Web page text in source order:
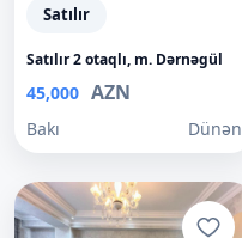
Satılır
Satılır 2 otaqlı, m. Dərnəgül
45,000 AZN
Bakı Dünən